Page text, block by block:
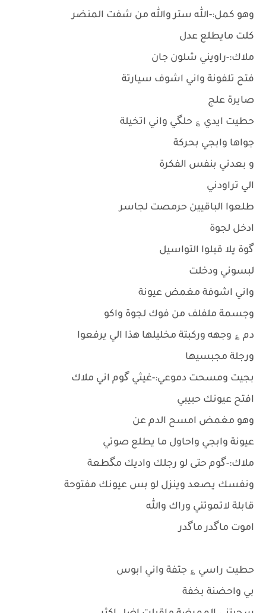
وهو كمل:-الله ستر والله من شفت المنضر
كلت مايطلع عدل
ملاك:-راويني شلون جان
فتح تلفونة واني اشوف سيارتة
صايرة علج
حطيت ايدي ؏ حلگي واني اتخيلة
جواها وابجي بحركة
و بعدني بنفس الفكرة
الي تراودني
طلعوا الباقيين حرمصت لجاسر
ادخل لجوة
گوة يلا قبلوا التواسيل
لبسوني ودخلت
واني اشوفة مغمض عيونة
وجسمة ملفلف من فوك لجوة واكو
دم ؏ وجهه وركبتة مخليلها هذا الي يرفعوا
ورجلة مجبسيها
بجيت ومسحت دموعي:-غيثي گوم اني ملاك
افتح عيونك حبيبي
وهو مغمض امسح الدم عن
عيونة وابجي واحاول ما يطلع صوتي
ملاك:-گوم حتى لو رجلك واديك مگطعة
ونفسك يصعد وينزل لو بس عيونك مفتوحة
قابلة لاتموتني وراك والله
اموت ماگدر ماگدر
حطيت راسي ؏ جتفة واني ابوس
بي واحضنة بخفة